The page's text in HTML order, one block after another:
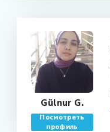
Gülnur G.
Посмотреть
профиль